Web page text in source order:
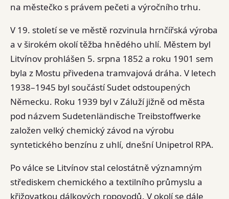
na městečko s právem pečeti a výročního trhu.
V 19. století se ve městě rozvinula hrnčířská výroba
a v širokém okolí těžba hnědého uhlí. Městem byl
Litvínov prohlášen 5. srpna 1852 a roku 1901 sem
byla z Mostu přivedena tramvajová dráha. V letech
1938–1945 byl součástí Sudet odstoupených
Německu. Roku 1939 byl v Záluží jižně od města
pod názvem Sudetenländische Treibstoffwerke
založen velký chemický závod na výrobu
syntetického benzínu z uhlí, dnešní Unipetrol RPA.
Po válce se Litvínov stal celostátně významným
střediskem chemického a textilního průmyslu a
křižovatkou dálkových ropovodů. V okolí se dále